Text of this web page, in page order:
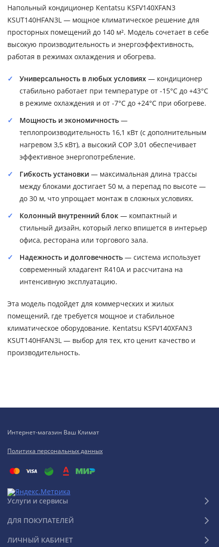
Напольный кондиционер Kentatsu KSFV140XFAN3
KSUT140HFAN3L — мощное климатическое решение для
просторных помещений до 140 м². Модель сочетает в себе
высокую производительность и энергоэффективность,
работая в режимах охлаждения и обогрева.
Универсальность в любых условиях — кондиционер
стабильно работает при температуре от -15°C до +43°C
в режиме охлаждения и от -7°C до +24°C при обогреве.
Мощность и экономичность —
теплопроизводительность 16,1 кВт (с дополнительным
нагревом 3,5 кВт), а высокий COP 3,01 обеспечивает
эффективное энергопотребление.
Гибкость установки — максимальная длина трассы
между блоками достигает 50 м, а перепад по высоте —
до 30 м, что упрощает монтаж в сложных условиях.
Колонный внутренний блок — компактный и
стильный дизайн, который легко впишется в интерьер
офиса, ресторана или торгового зала.
Надежность и долговечность — система использует
современный хладагент R410A и рассчитана на
интенсивную эксплуатацию.
Эта модель подойдет для коммерческих и жилых
помещений, где требуется мощное и стабильное
климатическое оборудование. Kentatsu KSFV140XFAN3
KSUT140HFAN3L — выбор для тех, кто ценит качество и
производительность.
Интернет-магазин Ваш Климат
Политика персональных данных
Услуги и сервисы
ДЛЯ ПОКУПАТЕЛЕЙ
ЛИЧНЫЙ КАБИНЕТ